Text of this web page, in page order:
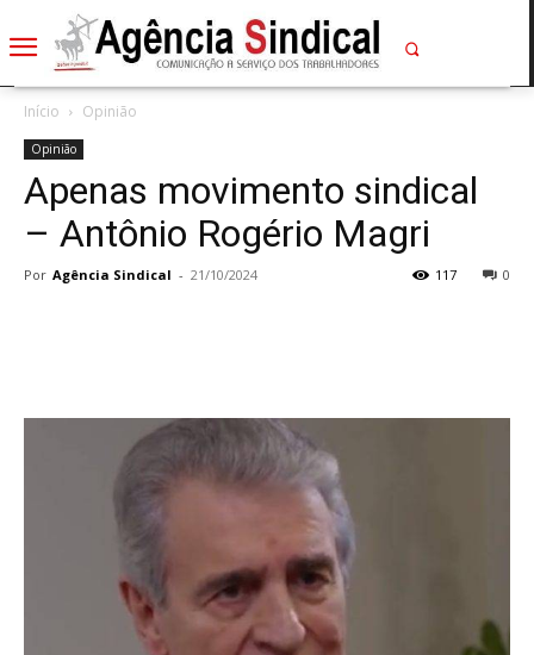
Início Opinião
Opinião
Apenas movimento sindical
– Antônio Rogério Magri
Por Agência Sindical - 21/10/2024 0
117